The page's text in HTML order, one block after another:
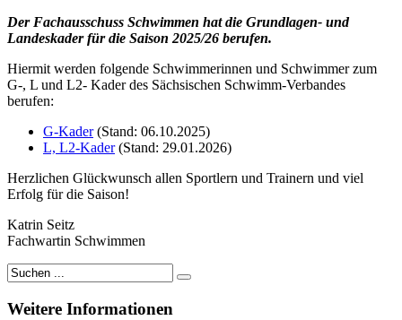
Der Fachausschuss Schwimmen hat die Grundlagen- und
Landeskader für die Saison 2025/26 berufen.
Hiermit werden folgende Schwimmerinnen und Schwimmer zum
G-, L und L2- Kader des Sächsischen Schwimm-Verbandes
berufen:
G-Kader(Stand: 06.10.2025)
L, L2-Kader(Stand: 29.01.2026)
Herzlichen Glückwunsch allen Sportlern und Trainern und viel
Erfolg für die Saison!
Katrin Seitz
Fachwartin Schwimmen
Weitere Informationen